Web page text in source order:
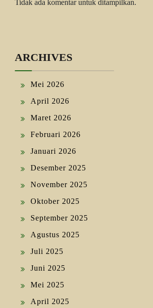
Tidak ada komentar untuk ditampilkan.
ARCHIVES
Mei 2026
April 2026
Maret 2026
Februari 2026
Januari 2026
Desember 2025
November 2025
Oktober 2025
September 2025
Agustus 2025
Juli 2025
Juni 2025
Mei 2025
April 2025